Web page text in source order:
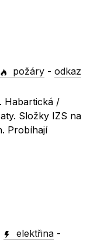
požáry -odkaz
Habartická /
Složky IZS na
Probíhají
elektřina -